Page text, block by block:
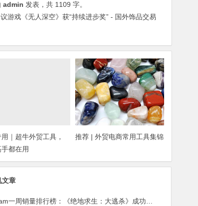
admin 发表，共 1109 字。
游戏《无人深空》获“持续进步奖” - 国外饰品交易
｜超牛外贸工具，
都在用
推荐 | 外贸电商常用工具集锦
文章
Steam一周销量排行榜：《绝地求生：大逃杀》成功四连冠 《猎天使魔女》杀入榜单第二